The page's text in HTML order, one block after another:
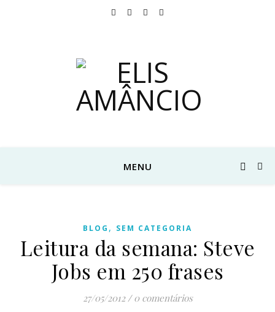
MENU
BLOG , SEM CATEGORIA
Leitura da semana: Steve
Jobs em 250 frases
27/05/2012 / 0 comentários